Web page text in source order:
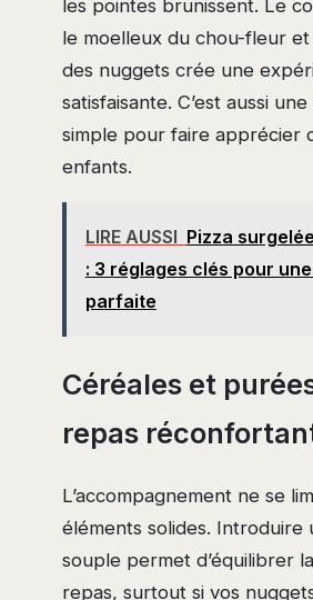
les pointes brunissent. Le
le moelleux du chou-fleur
des nuggets crée une
satisfaisante. C’est aussi
simple pour faire apprécier
enfants.
LIRE AUSSI Pizza
: 3 réglages clés pour
parfaite
Céréales et
repas
L’accompagnement ne se
éléments solides. Introduire
souple permet d’équilibrer
repas, surtout si vos